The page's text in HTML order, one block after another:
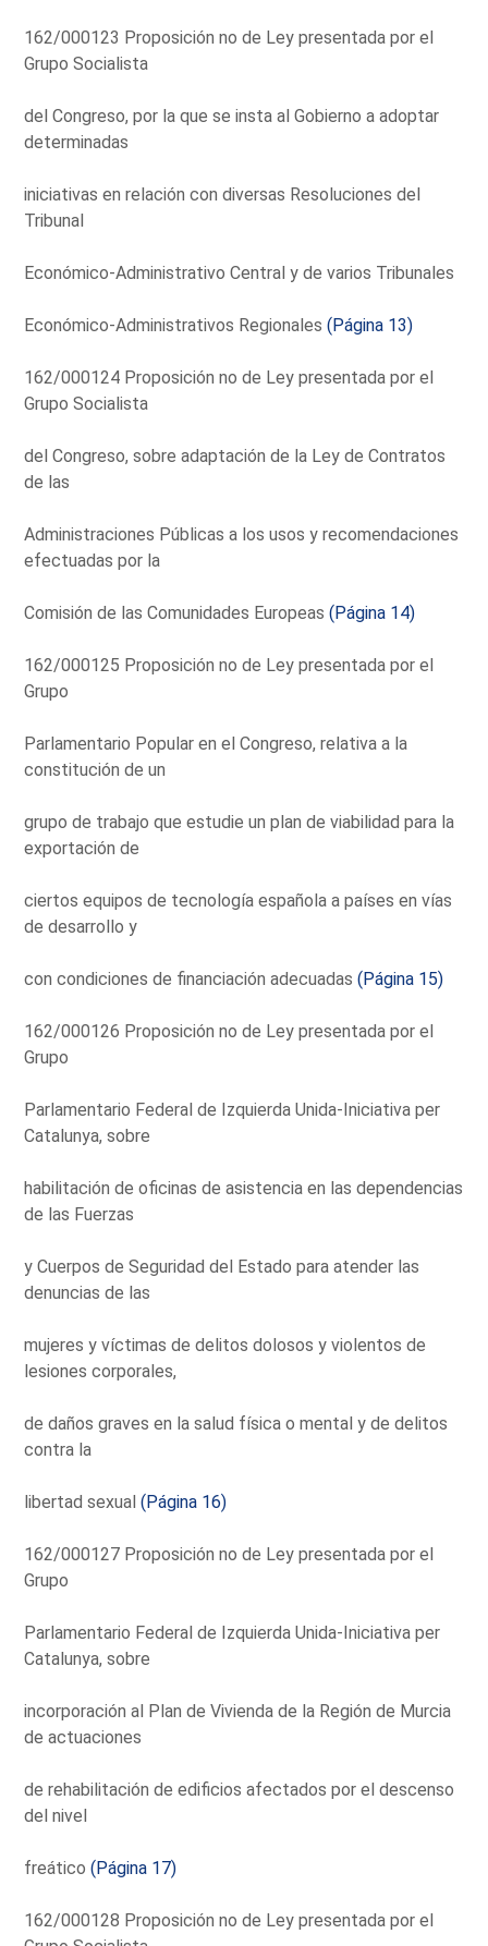
162/000123 Proposición no de Ley presentada por el
Grupo Socialista
del Congreso, por la que se insta al Gobierno a adoptar
determinadas
iniciativas en relación con diversas Resoluciones del
Tribunal
Económico-Administrativo Central y de varios Tribunales
Económico-Administrativos Regionales(Página 13)
162/000124 Proposición no de Ley presentada por el
Grupo Socialista
del Congreso, sobre adaptación de la Ley de Contratos
de las
Administraciones Públicas a los usos y recomendaciones
efectuadas por la
Comisión de las Comunidades Europeas(Página 14)
162/000125 Proposición no de Ley presentada por el
Grupo
Parlamentario Popular en el Congreso, relativa a la
constitución de un
grupo de trabajo que estudie un plan de viabilidad para la
exportación de
ciertos equipos de tecnología española a países en vías
de desarrollo y
con condiciones de financiación adecuadas(Página 15)
162/000126 Proposición no de Ley presentada por el
Grupo
Parlamentario Federal de Izquierda Unida-Iniciativa per
Catalunya, sobre
habilitación de oficinas de asistencia en las dependencias
de las Fuerzas
y Cuerpos de Seguridad del Estado para atender las
denuncias de las
mujeres y víctimas de delitos dolosos y violentos de
lesiones corporales,
de daños graves en la salud física o mental y de delitos
contra la
libertad sexual(Página 16)
162/000127 Proposición no de Ley presentada por el
Grupo
Parlamentario Federal de Izquierda Unida-Iniciativa per
Catalunya, sobre
incorporación al Plan de Vivienda de la Región de Murcia
de actuaciones
de rehabilitación de edificios afectados por el descenso
del nivel
freático(Página 17)
162/000128 Proposición no de Ley presentada por el